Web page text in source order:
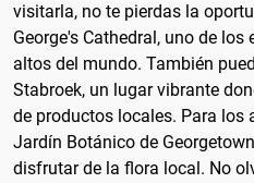
visitarla, no te pierdas la
George's Cathedral, uno de
altos del mundo. También
Stabroek, un lugar vibrante
de productos locales. Para los
Jardín Botánico de
disfrutar de la flora local. No